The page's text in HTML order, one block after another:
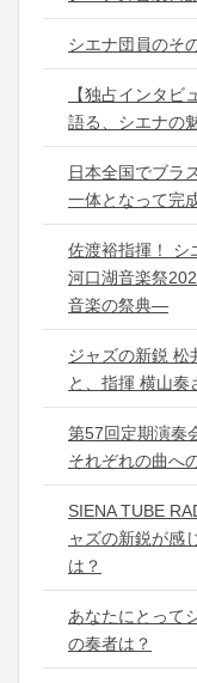
シエナ団員のそ
【独占インタ
語る、シエナの
日本全国でブラ
一体となって完
佐渡裕指揮！ シ
河口湖音楽祭
音楽の祭典―
ジャズの新鋭 松
と、指揮 横山奏
第57回定期演奏
それぞれの曲へ
SIENA TUBE
ャズの新鋭が感
は？
あなたにとって
の奏者は？